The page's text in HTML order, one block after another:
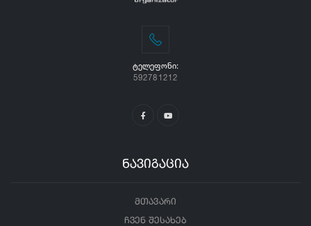
ᲢᲔᲚᲔᲤᲝᲜᲘ:
592781212
ნავიგაცია
მთავარი
ჩვენ შესახებ